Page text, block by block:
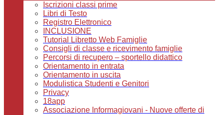
Iscrizioni classi prime
Libri di Testo
Registro Elettronico
INCLUSIONE
Tutorial Libretto Web Famiglie
Consigli di classe e ricevimento famiglie
Percorsi di recupero – sportello didattico
Orientamento in entrata
Orientamento in uscita
Modulistica Studenti e Genitori
Privacy
18app
Associazione Informagiovani - Nuove offerte di